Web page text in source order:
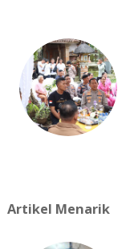
Artikel Menarik